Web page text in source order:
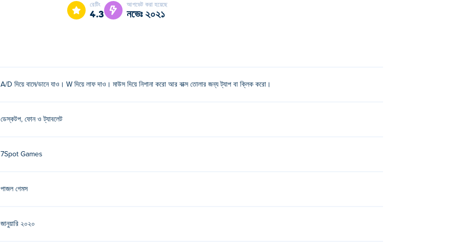
রেটিং
4.3
আপডেট করা হয়েছে
নভেঃ ২০২১
A/D দিয়ে বামে/ডানে যাও। W দিয়ে লাফ দাও। মাউস দিয়ে নিশানা করো আর বাক্স তোলার জন্য ট্যাপ বা ক্লিক করো।
ডেস্কটপ, ফোন ও ট্যাবলেট
7Spot Games
পাজল গেমস
জানুয়ারি ২০২০